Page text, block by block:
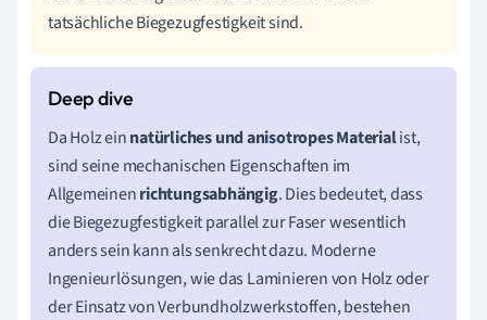
tatsächliche Biegezugfestigkeit sind.
Da Holz einnatürliches und anisotropes Materialist,
sind seine mechanischen Eigenschaften im
Allgemeinenrichtungsabhängig. Dies bedeutet, dass
die Biegezugfestigkeit parallel zur Faser wesentlich
anders sein kann als senkrecht dazu. Moderne
Ingenieurlösungen, wie das Laminieren von Holz oder
der Einsatz von Verbundholzwerkstoffen, bestehen